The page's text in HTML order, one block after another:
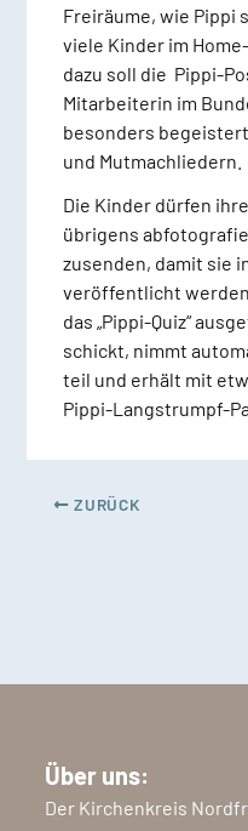
Freiräume, wie Pippi
viele Kinder im
dazu soll die Pippi-
Mitarbeiterin im
besonders
und Mutmachliedern.
Die Kinder dürfen
übrigens
zusenden, damit sie
veröffentlicht
das „Pippi-Quiz“
schickt, nimmt
teil und erhält mit
Pippi-Langstrumpf-
ZURÜCK
Über uns:
Der Kirchenkreis